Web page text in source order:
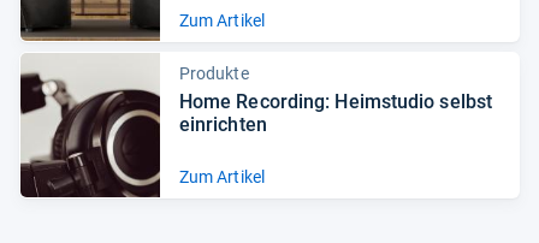
Zum Artikel
Produkte
Home Recor­ding: Heim­stu­dio selbst
ein­rich­ten
Zum Artikel